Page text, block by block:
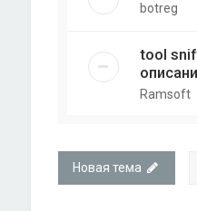
botreg
tool
Ramsoft
Новая тема